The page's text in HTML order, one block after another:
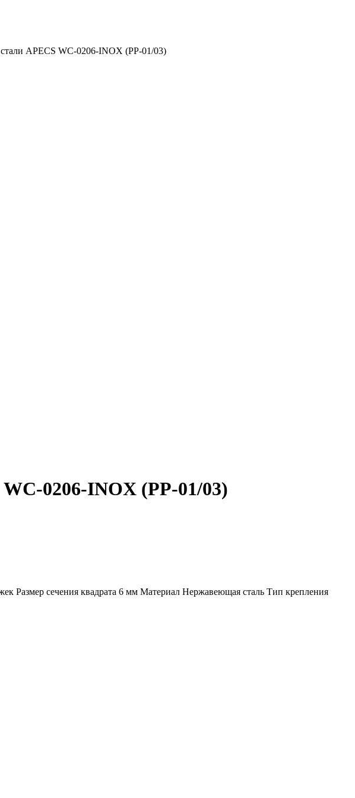
APECS WC-0206-INOX (PP-01/03)
0206-INOX (PP-01/03)
Размер сечения квадрата 6 мм Материал Нержавеющая сталь Тип крепления